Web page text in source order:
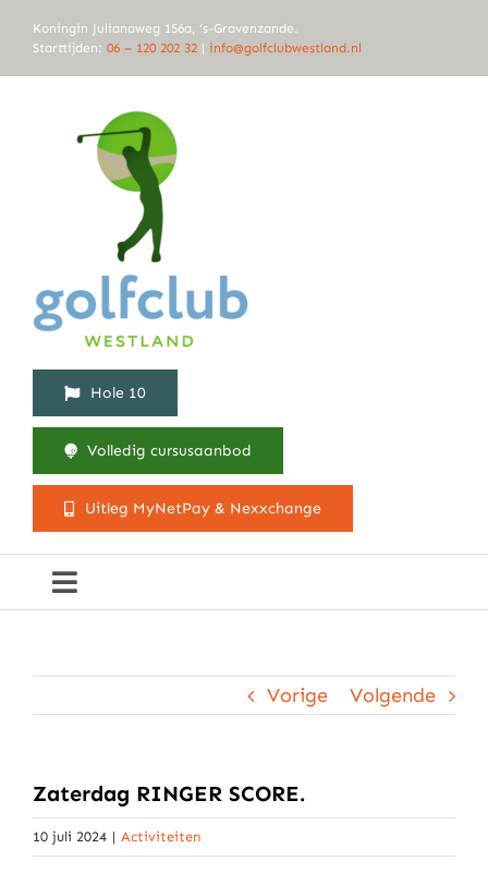
naar
Koningin Julianaweg 156a, ‘s-Gravenzande.
Starttijden: 06 – 120 202 32 | info@golfclubwestland.nl
Hole 10
Volledig cursusaanbod
Uitleg MyNetPay & Nexxchange
Toggle
Lessen
Arrangementen
Activiteitenkalender
Vorige Volgende
Zaterdag RINGER SCORE.
10 juli 2024 | Activiteiten